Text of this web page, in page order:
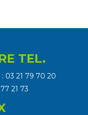
TEL.
: 03 21 79 70 20
21 73